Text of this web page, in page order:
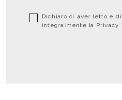
Dichiaro di aver letto e
integralmente la Privacy